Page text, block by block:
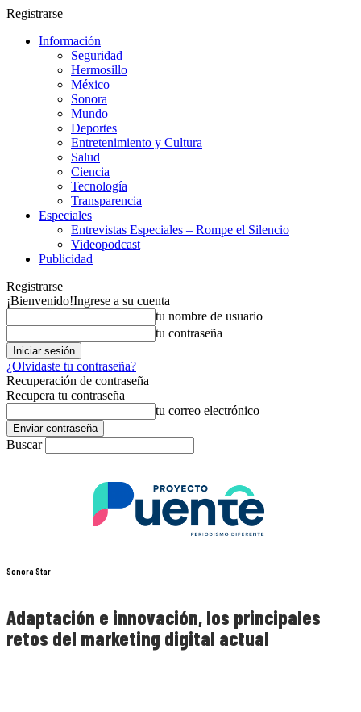
Registrarse
Información
Seguridad
Hermosillo
México
Sonora
Mundo
Deportes
Entretenimiento y Cultura
Salud
Ciencia
Tecnología
Transparencia
Especiales
Entrevistas Especiales – Rompe el Silencio
Videopodcast
Publicidad
Registrarse
¡Bienvenido!Ingrese a su cuenta
tu nombre de usuario
tu contraseña
¿Olvidaste tu contraseña?
Recuperación de contraseña
Recupera tu contraseña
tu correo electrónico
Buscar
Sonora Star
Adaptación e innovación, los principales
retos del marketing digital actual